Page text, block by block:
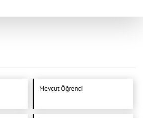
Mevcut Öğrenci